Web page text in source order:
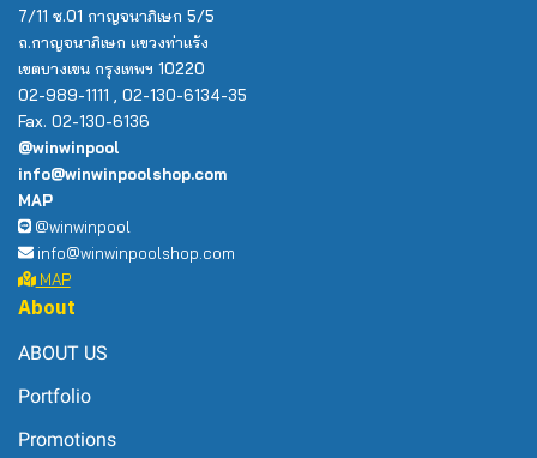
7/11 ซ.01 กาญจนาภิเษก 5/5
ถ.กาญจนาภิเษก แขวงท่าแร้ง
เขตบางเขน กรุงเทพฯ 10220
02-989-1111 , 02-130-6134-35
Fax. 02-130-6136
@winwinpool
info@winwinpoolshop.com
MAP
@winwinpool
info@winwinpoolshop.com
MAP
About
ABOUT US
Portfolio
Promotions